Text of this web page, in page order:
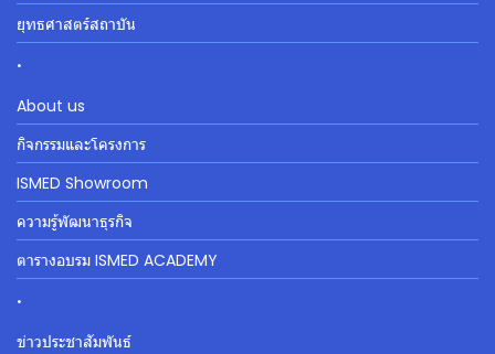
ยุทธศาสตร์สถาบัน
.
About us
กิจกรรมและโครงการ
ISMED Showroom
ความรู้พัฒนาธุรกิจ
ตารางอบรม ISMED ACADEMY
.
ข่าวประชาสัมพันธ์